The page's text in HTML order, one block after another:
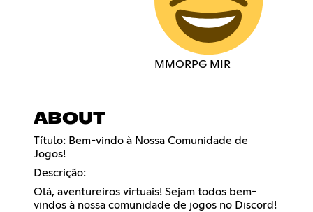
MMORPG MIR
ABOUT
Título: Bem-vindo à Nossa Comunidade de
Jogos!
Descrição:
Olá, aventureiros virtuais! Sejam todos bem-
vindos à nossa comunidade de jogos no Discord!